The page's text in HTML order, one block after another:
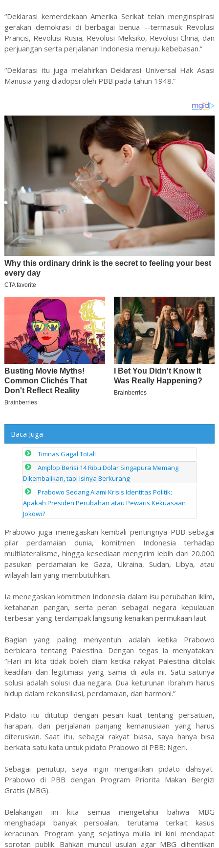
“Deklarasi kemerdekaan Amerika Serikat telah menginspirasi
gerakan demokrasi di berbagai benua --termasuk Revolusi
Prancis, Revolusi Rusia, Revolusi Meksiko, Revolusi China, dan
perjuangan serta perjalanan Indonesia menuju kebebasan.”
“Deklarasi itu juga melahirkan Deklarasi Universal Hak Asasi
Manusia yang diadopsi oleh PBB pada tahun 1948.”
Baca Juga
Timnas Gagal Total!
Amplop Berisi 14 Ribu Dolar Singapura Memang
Dikembalikan, tapi Isinya Berkurang
Prabowo Sedang Alami Krisis Identitas Politik;
Apakah Presiden Perubahan atau Pewaris Kekuasaan
Jokowi?
Prabowo juga menegaskan kembali pentingnya PBB sebagai
pilar perdamaian dunia, komitmen Indonesia terhadap
multilateralisme, hingga kesediaan mengirim lebih dari 20.000
pasukan perdamaian ke Gaza, Ukraina, Sudan, Libya, atau
wilayah lain yang membutuhkan.
Ia menegaskan komitmen Indonesia dalam isu perubahan iklim,
ketahanan pangan, serta peran sebagai negara kepulauan
terbesar yang terdampak langsung kenaikan permukaan laut.
Bagian yang paling menyentuh adalah ketika Prabowo
berbicara tentang Palestina. Dengan tegas ia menyatakan:
“Hari ini kita tidak boleh diam ketika rakyat Palestina ditolak
keadilan dan legitimasi yang sama di aula ini. Satu-satunya
solusi adalah solusi dua negara. Dua keturunan Ibrahim harus
hidup dalam rekonsiliasi, perdamaian, dan harmoni.”
Pidato itu ditutup dengan pesan kuat tentang persatuan,
harapan, dan perjalanan panjang kemanusiaan yang harus
diteruskan. Saat itu, sebagai rakyat biasa, saya hanya bisa
berkata satu kata untuk pidato Prabowo di PBB: Ngeri.
Sebagai penutup, saya ingin mengaitkan pidato dahsyat
Prabowo di PBB dengan Program Priorita Makan Bergizi
Gratis (MBG).
Belakangan ini kita semua mengetahui bahwa MBG
menghadapi banyak persoalan, terutama terkait kasus
keracunan. Program yang sejatinya mulia ini kini mendapat
sorotan publik. Bahkan muncul usulan agar MBG dihentikan